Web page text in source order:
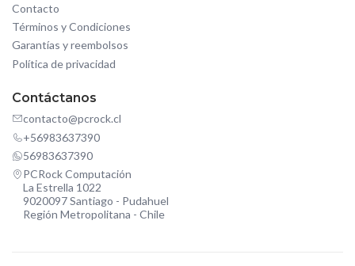
Contacto
Términos y Condiciones
Garantías y reembolsos
Política de privacidad
Contáctanos
contacto@pcrock.cl
+56983637390
56983637390
PCRock Computación
La Estrella 1022
9020097 Santiago - Pudahuel
Región Metropolitana - Chile